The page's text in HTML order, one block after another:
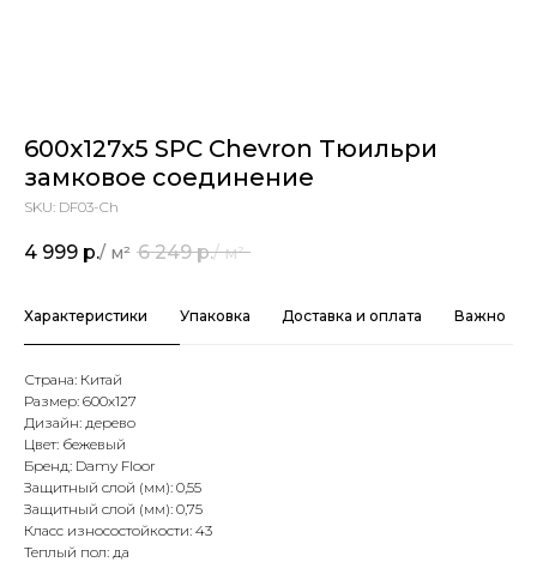
600x127x5 SPC Chevron Тюильри
замковое соединение
SKU: DF03-Ch
4 999 р. 6 249 р.
Характеристики Упаковка Доставка и оплата Важно
Страна: Китай
Размер: 600х127
Дизайн: дерево
Цвет: бежевый
Бренд: Damy Floor
Защитный слой (мм): 0,55
Защитный слой (мм): 0,75
Класс износостойкости: 43
Теплый пол: да